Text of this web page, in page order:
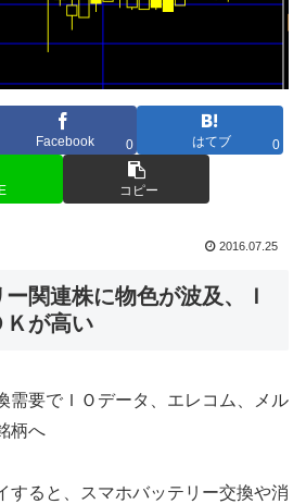
Facebook 0 はてブ 0
コピー
2016.07.25
関連株に物色が波及、Ｉ
Ｋが高い
需要でＩＯデータ、エレコム、メル
柄へ
すると、スマホバッテリー交換や消